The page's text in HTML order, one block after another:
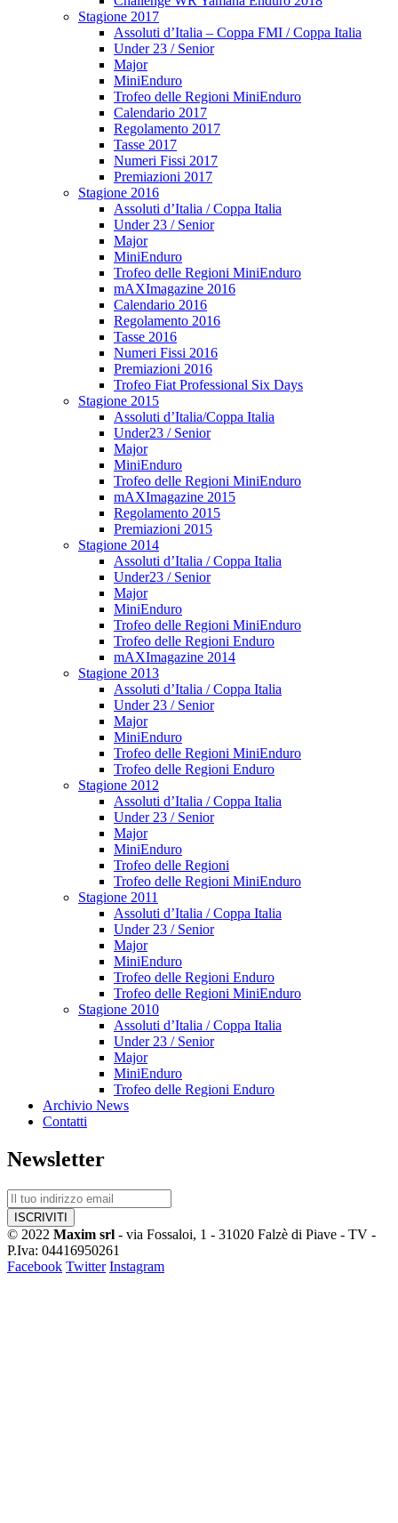
Stagione 2017
Assoluti d’Italia – Coppa FMI / Coppa Italia
Under 23 / Senior
Major
MiniEnduro
Trofeo delle Regioni MiniEnduro
Calendario 2017
Regolamento 2017
Tasse 2017
Numeri Fissi 2017
Premiazioni 2017
Stagione 2016
Assoluti d’Italia / Coppa Italia
Under 23 / Senior
Major
MiniEnduro
Trofeo delle Regioni MiniEnduro
mAXImagazine 2016
Calendario 2016
Regolamento 2016
Tasse 2016
Numeri Fissi 2016
Premiazioni 2016
Trofeo Fiat Professional Six Days
Stagione 2015
Assoluti d’Italia/Coppa Italia
Under23 / Senior
Major
MiniEnduro
Trofeo delle Regioni MiniEnduro
mAXImagazine 2015
Regolamento 2015
Premiazioni 2015
Stagione 2014
Assoluti d’Italia / Coppa Italia
Under23 / Senior
Major
MiniEnduro
Trofeo delle Regioni MiniEnduro
Trofeo delle Regioni Enduro
mAXImagazine 2014
Stagione 2013
Assoluti d’Italia / Coppa Italia
Under 23 / Senior
Major
MiniEnduro
Trofeo delle Regioni MiniEnduro
Trofeo delle Regioni Enduro
Stagione 2012
Assoluti d’Italia / Coppa Italia
Under 23 / Senior
Major
MiniEnduro
Trofeo delle Regioni
Trofeo delle Regioni MiniEnduro
Stagione 2011
Assoluti d’Italia / Coppa Italia
Under 23 / Senior
Major
MiniEnduro
Trofeo delle Regioni Enduro
Trofeo delle Regioni MiniEnduro
Stagione 2010
Assoluti d’Italia / Coppa Italia
Under 23 / Senior
Major
MiniEnduro
Trofeo delle Regioni Enduro
Archivio News
Contatti
Newsletter
© 2022 Maxim srl - via Fossaloi, 1 - 31020 Falzè di Piave - TV -
P.Iva: 04416950261
Facebook Twitter Instagram